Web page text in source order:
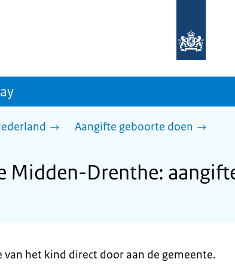
homepage
Aangifte geboorte doen
Midden-Drenthe:
van het kind direct door aan de gemeente.